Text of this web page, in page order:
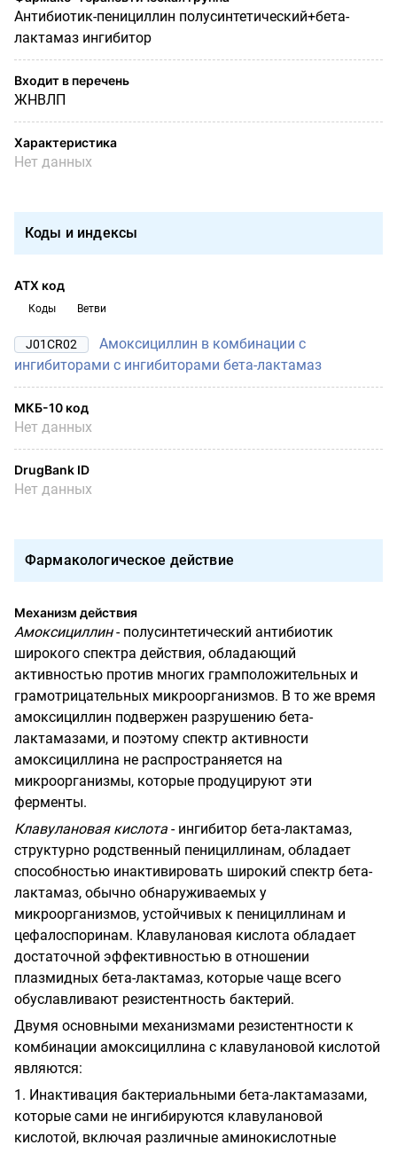
Антибиотик-пенициллин полусинтетический+бета-
лактамаз ингибитор
Входит в перечень
ЖНВЛП
Характеристика
Нет данных
Коды и индексы
АТХ код
Коды Ветви
J01CR02
Амоксициллин в комбинации с
ингибиторами с ингибиторами бета-лактамаз
МКБ-10 код
Нет данных
DrugBank ID
Нет данных
Фармакологическое действие
Механизм действия
Амоксициллин- полусинтетический антибиотик
широкого спектра действия, обладающий
активностью против многих грамположительных и
грамотрицательных микроорганизмов. В то же время
амоксициллин подвержен разрушению бета-
лактамазами, и поэтому спектр активности
амоксициллина не распространяется на
микроорганизмы, которые продуцируют эти
ферменты.
Клавулановая кислота - ингибитор бета-лактамаз,
структурно родственный пенициллинам, обладает
способностью инактивировать широкий спектр бета-
лактамаз, обычно обнаруживаемых у
микроорганизмов, устойчивых к пенициллинам и
цефалоспоринам. Клавулановая кислота обладает
достаточной эффективностью в отношении
плазмидных бета-лактамаз, которые чаще всего
обуславливают резистентность бактерий.
Двумя основными механизмами резистентности к
комбинации амоксициллина с клавулановой кислотой
являются:
1. Инактивация бактериальными бета-лактамазами,
которые сами не ингибируются клавулановой
кислотой, включая различные аминокислотные